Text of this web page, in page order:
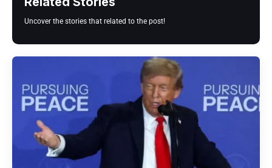
Uncover the stories that related to the post!